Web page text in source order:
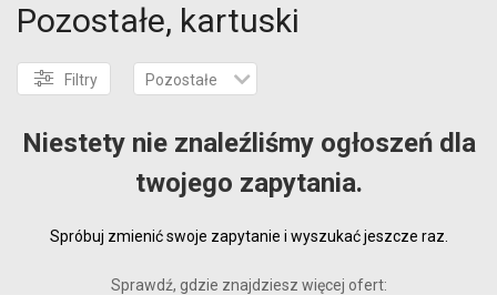
Pozostałe, kartuski
Filtry Pozostałe
Niestety nie znaleźliśmy ogłoszeń dla
twojego zapytania.
Spróbuj zmienić swoje zapytanie i wyszukać jeszcze raz.
Sprawdź, gdzie znajdziesz więcej ofert: